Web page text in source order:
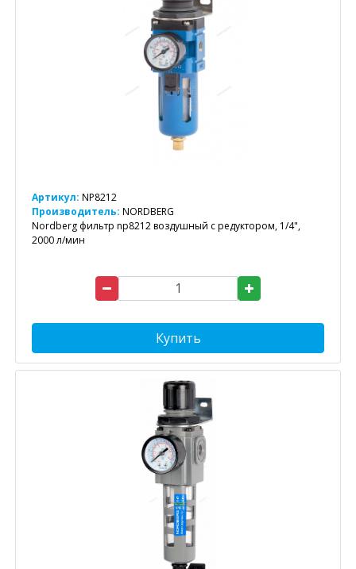
Артикул: NP8212
Производитель: NORDBERG
Nordberg фильтр np8212 воздушный с редуктором, 1/4",
2000 л/мин
Купить